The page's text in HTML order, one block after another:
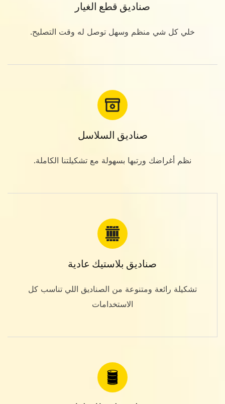
صناديق قطع الغيار
خلي كل شي منظم وسهل توصل له وقت التصليح.
صناديق السلاسل
نظم أغراضك ورتبها بسهولة مع تشكيلتنا الكاملة.
صناديق بلاستيك عادية
تشكيلة رائعة ومتنوعة من الصناديق اللي تناسب كل
الاستخدامات